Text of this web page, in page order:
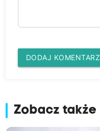
DODAJ KOMENTARZ
Zobacz także